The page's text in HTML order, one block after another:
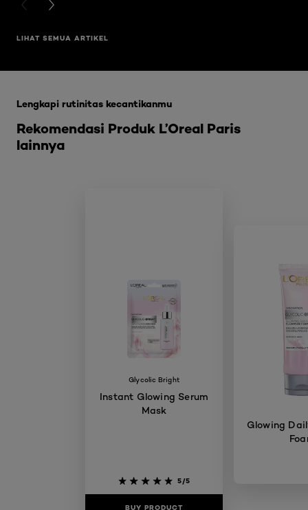
PREVIOUS CARD
NEXT CARD
LIHAT SEMUA ARTIKEL
Rekomendasi Produk L’Oreal Paris
lainnya
Lengkapi rutinitas kecantikanmu
Glycolic Bright
Instant Glowing Serum
Mask
5/5
BUY PRODUCT
Glowing